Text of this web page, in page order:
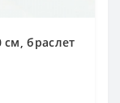
см, браслет